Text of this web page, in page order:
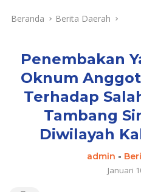
Beranda Berita Daerah
Penembakan
Oknum
Terhadap
Tambang
Diwilayah
admin -
Januari